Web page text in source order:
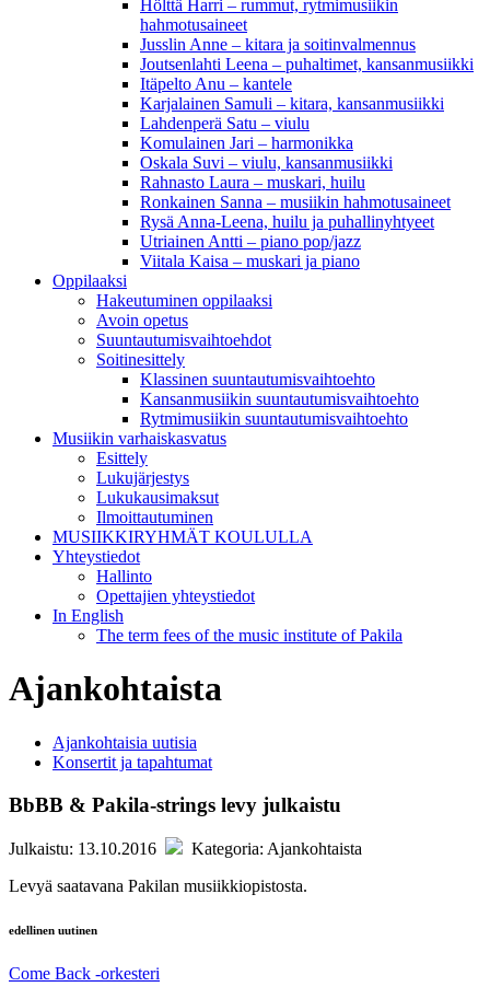
Hölttä Harri – rummut, rytmimusiikin
hahmotusaineet
Jusslin Anne – kitara ja soitinvalmennus
Joutsenlahti Leena – puhaltimet, kansanmusiikki
Itäpelto Anu – kantele
Karjalainen Samuli – kitara, kansanmusiikki
Lahdenperä Satu – viulu
Komulainen Jari – harmonikka
Oskala Suvi – viulu, kansanmusiikki
Rahnasto Laura – muskari, huilu
Ronkainen Sanna – musiikin hahmotusaineet
Rysä Anna-Leena, huilu ja puhallinyhtyeet
Utriainen Antti – piano pop/jazz
Viitala Kaisa – muskari ja piano
Oppilaaksi
Hakeutuminen oppilaaksi
Avoin opetus
Suuntautumisvaihtoehdot
Soitinesittely
Klassinen suuntautumisvaihtoehto
Kansanmusiikin suuntautumisvaihtoehto
Rytmimusiikin suuntautumisvaihtoehto
Musiikin varhaiskasvatus
Esittely
Lukujärjestys
Lukukausimaksut
Ilmoittautuminen
MUSIIKKIRYHMÄT KOULULLA
Yhteystiedot
Hallinto
Opettajien yhteystiedot
In English
The term fees of the music institute of Pakila
Ajankohtaista
Ajankohtaisia uutisia
Konsertit ja tapahtumat
BbBB & Pakila-strings levy julkaistu
Julkaistu: 13.10.2016
Kategoria: Ajankohtaista
Levyä saatavana Pakilan musiikkiopistosta.
edellinen uutinen
Come Back -orkesteri